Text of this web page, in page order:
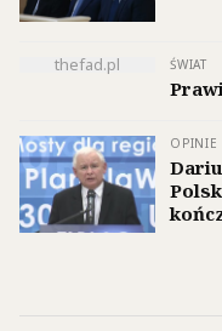
thefad.pl ŚWIAT
OPINIE